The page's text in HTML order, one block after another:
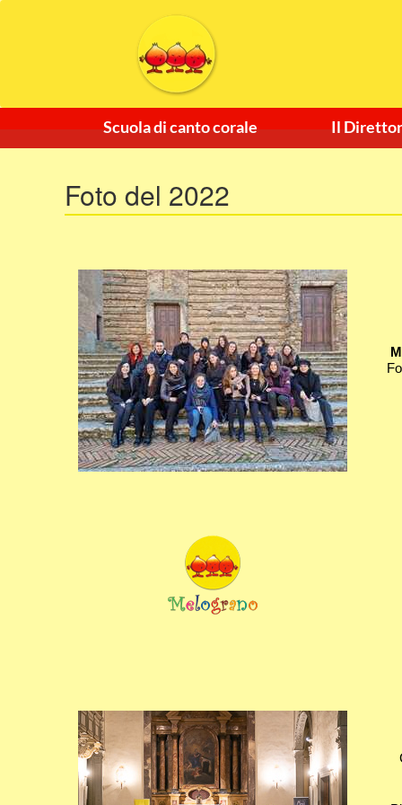
Scuola di canto corale Il
Foto del 2022